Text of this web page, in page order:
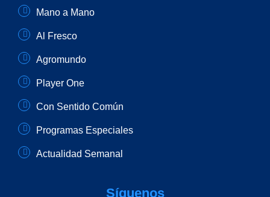
Mano a Mano
Al Fresco
Agromundo
Player One
Con Sentido Común
Programas Especiales
Actualidad Semanal
Síguenos